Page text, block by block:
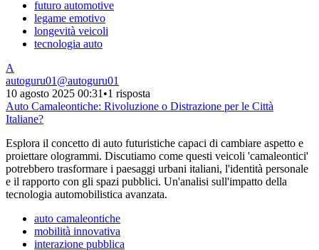
futuro automotive
legame emotivo
longevità veicoli
tecnologia auto
A
autoguru01 @autoguru01
10 agosto 2025 00:31 •1 risposta
Auto Camaleontiche: Rivoluzione o Distrazione per le Città
Italiane?
Esplora il concetto di auto futuristiche capaci di cambiare aspetto e
proiettare ologrammi. Discutiamo come questi veicoli 'camaleontici'
potrebbero trasformare i paesaggi urbani italiani, l'identità personale
e il rapporto con gli spazi pubblici. Un'analisi sull'impatto della
tecnologia automobilistica avanzata.
auto camaleontiche
mobilità innovativa
interazione pubblica